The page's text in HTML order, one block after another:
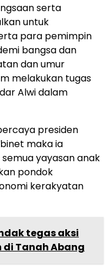
serta
untuk
para pemimpin
bangsa dan
dan umur
melakukan tugas
Alwi dalam
presiden
maka ia
yayasan anak
pondok
kerakyatan
tegas aksi
Tanah Abang